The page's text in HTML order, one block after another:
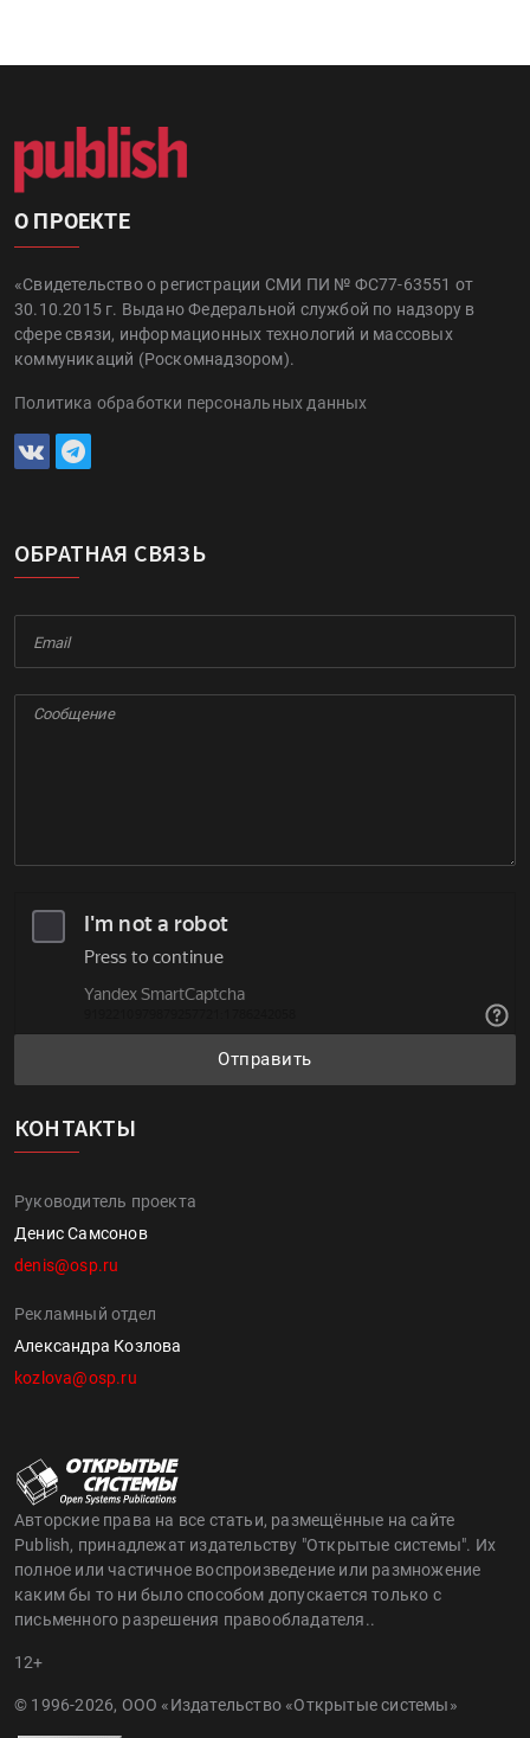
О ПРОЕКТЕ
«Свидетельство о регистрации СМИ ПИ № ФС77-63551 от
30.10.2015 г. Выдано Федеральной службой по надзору в
сфере связи, информационных технологий и массовых
коммуникаций (Роскомнадзором).
Политика обработки персональных данных
ОБРАТНАЯ СВЯЗЬ
Отправить
КОНТАКТЫ
Руководитель проекта
Денис Самсонов
denis@osp.ru
Рекламный отдел
Александра Козлова
kozlova@osp.ru
Авторские права на все статьи, размещённые на сайте
Publish, принадлежат издательству "Открытые системы". Их
полное или частичное воспроизведение или размножение
каким бы то ни было способом допускается только с
письменного разрешения правообладателя..
12+
© 1996-2026, ООО «Издательство «Открытые системы»